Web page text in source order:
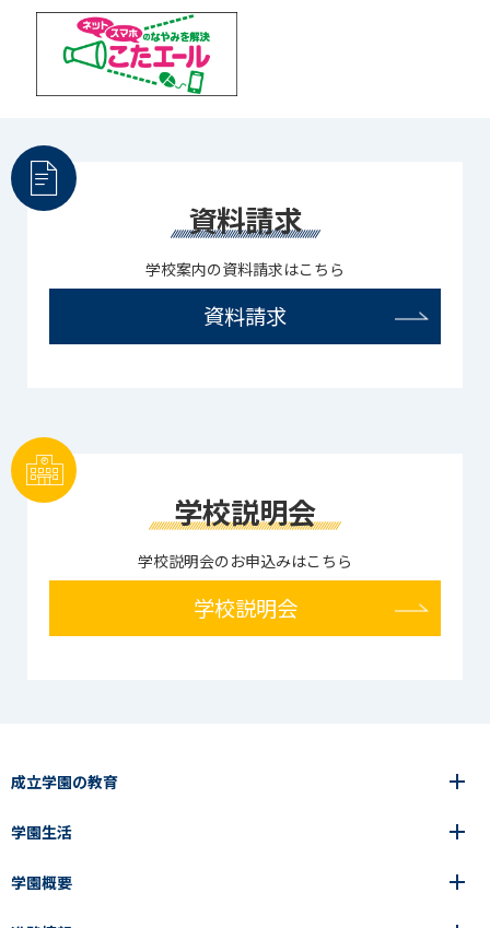
資料請求
学校案内の資料請求はこちら
資料請求
学校説明会
学校説明会のお申込みはこちら
学校説明会
成立学園の教育
6年間の一貫教育
中学校
高等学校
学園生活
年間行事
学園概要